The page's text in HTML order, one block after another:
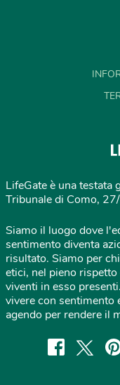
LifeGate è una
Tribunale di Como,
Siamo il luogo dove
sentimento diventa
risultato. Siamo per
etici, nel pieno
viventi in esso
vivere con sentimento
agendo per rendere il